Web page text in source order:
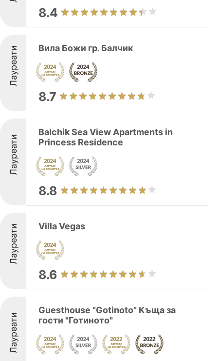
8.4
Лауреати Вила Божи гр. Балчик
8.7
Лауреати
Balchik Sea View Apartments in
Princess Residence
8.8
Лауреати Villa Vegas
8.6
Лауреати
Guesthouse "Gotinoto" Къща за
гости "Готиното"